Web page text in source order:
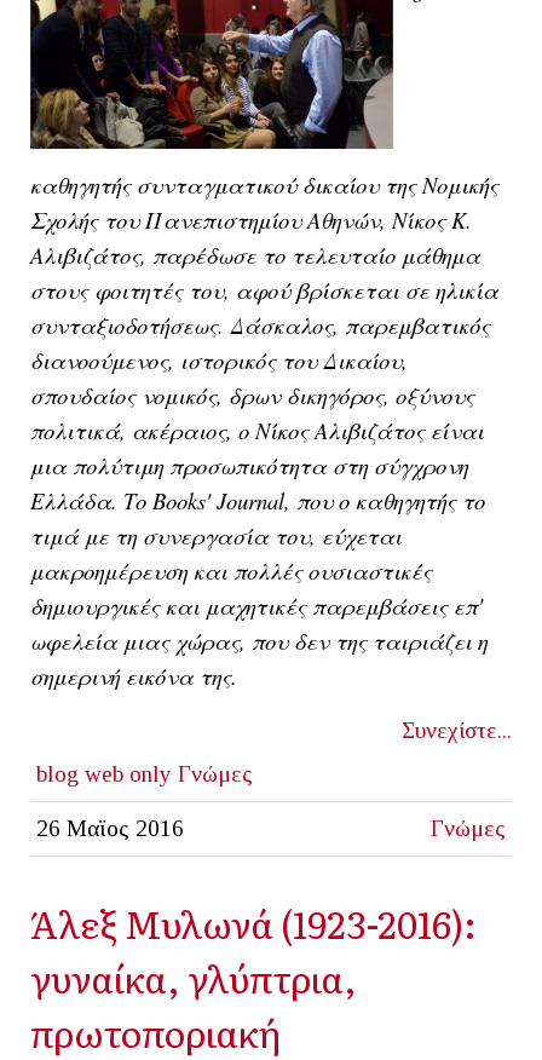
καθηγητής συνταγματικού δικαίου της Νομικής
Σχολής του Πανεπιστημίου Αθηνών, Νίκος Κ.
Αλιβιζάτος, παρέδωσε το τελευταίο μάθημα
στους φοιτητές του, αφού βρίσκεται σε ηλικία
συνταξιοδοτήσεως. Δάσκαλος, παρεμβατικός
διανοούμενος, ιστορικός του Δικαίου,
σπουδαίος νομικός, δρων δικηγόρος, οξύνους
πολιτικά, ακέραιος, ο Νίκος Αλιβιζάτος είναι
μια πολύτιμη προσωπικότητα στη σύγχρονη
Ελλάδα. Το Books' Journal, που ο καθηγητής το
τιμά με τη συνεργασία του, εύχεται
μακροημέρευση και πολλές ουσιαστικές
δημιουργικές και μαχητικές παρεμβάσεις επ'
ωφελεία μιας χώρας, που δεν της ταιριάζει η
σημερινή εικόνα της.
Συνεχίστε...
blog web only Γνώμες
26 Μαϊος 2016 Γνώμες
Άλεξ Μυλωνά (1923-2016):
γυναίκα, γλύπτρια,
πρωτοποριακή